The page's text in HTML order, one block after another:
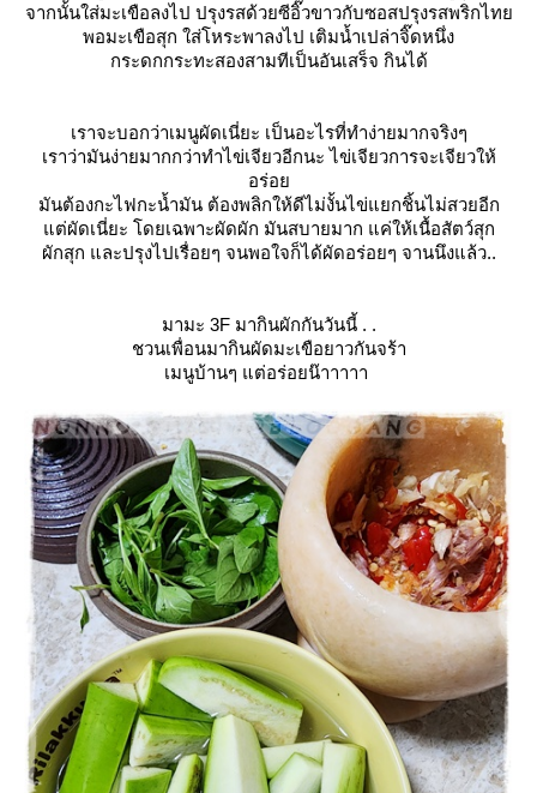
จากนั้นใส่มะเขือลงไป ปรุงรสด้วยซีอิ๊วขาวกับซอสปรุงรสพริกไท
พอมะเขือสุก ใส่โหระพาลงไป เติมน้ำเปล่าจิ๊ดหนึ่ง
กระดกกระทะสองสามทีเป็นอันเสร็จ กินได้
เราจะบอกว่าเมนูผัดเนี่ยะ เป็นอะไรที่ทำง่ายมากจริงๆ
เราว่ามันง่ายมากกว่าทำไข่เจียวอีกนะ ไข่เจียวการจะเจียวให้
อร่อ
มันต้องกะไฟกะน้ำมัน ต้องพลิกให้ดีไม่งั้นไข่แยกชิ้นไม่สวยอีก
ต่ผัดเนี่ยะ โดยเฉพาะผัดผัก มันสบายมาก แค่ให้เนื้อสัตว์สุก
ผักสุก และปรุงไปเรื่อยๆ จนพอใจก็ได้ผัดอร่อยๆ จานนึงแล้ว..
มามะ 3F มากินผักกันวันนี้ . .
ชวนเพื่อนมากินผัดมะเขือยาวกันจร้า
เมนูบ้านๆ แต่อร่อยน๊าาาาา